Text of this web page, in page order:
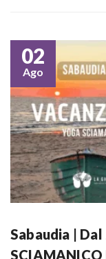
02
Ago
Sabaudia |
SCIAMANICO